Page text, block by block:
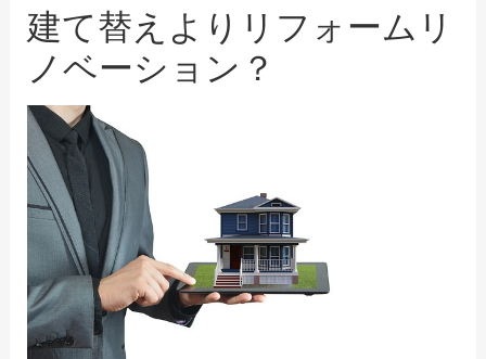
日
建て替えよりリフォームリ
ノベーション？